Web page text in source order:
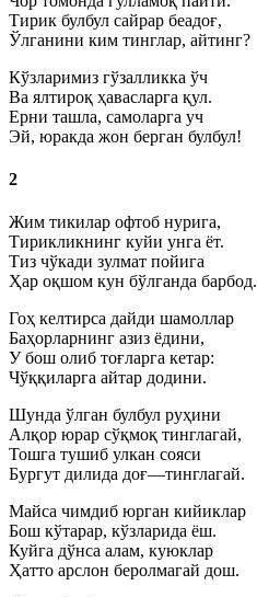
Тирик булбул сайрар беадоғ,
Ўлганини ким тинглар, айтинг?
Кўзларимиз гўзалликка ўч
Ва ялтироқ ҳавасларга қул.
Ерни ташла, самоларга уч
Эй, юракда жон берган булбул!
2
Жим тикилар офтоб нурига,
Тирикликнинг куйи унга ёт.
Тиз чўкади зулмат пойига
Ҳар оқшом кун бўлганда барбод.
Гоҳ келтирса дайди шамоллар
Баҳорларнинг азиз ёдини,
У бош олиб тоғларга кетар:
Чўққиларга айтар додини.
Шунда ўлган булбул руҳини
Алқор юрар сўқмоқ тинглагай,
Тошга тушиб улкан сояси
Бургут дилида доғ—тинглагай.
Майса чимдиб юрган кийиклар
Бош кўтарар, кўзларида ёш.
Куйга дўнса алам, куюклар
Ҳатто арслон беролмагай дош.